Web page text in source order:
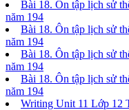
Bài 18. Ôn tập lịch sử
năm 194
Bài 18. Ôn tập lịch sử
năm 194
Bài 18. Ôn tập lịch sử
năm 194
Bài 18. Ôn tập lịch sử
năm 194
Writing Unit 11 Lớp 12